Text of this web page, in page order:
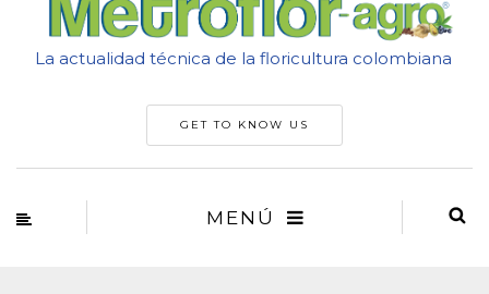
La actualidad técnica de la floricultura colombiana
GET TO KNOW US
MENÚ